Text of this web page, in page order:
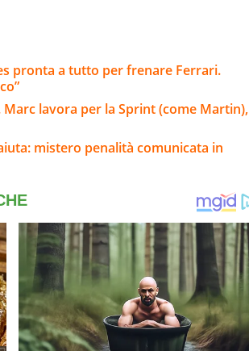
pronta a tutto per frenare Ferrari.
lavora per la Sprint (come Martin),
mistero penalità comunicata in